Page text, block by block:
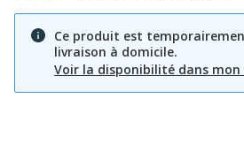
Ce produit est
livraison à domicile.
Voir la disponibilité dans mon